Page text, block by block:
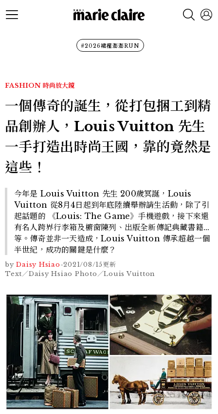
#2026裙襬澎澎RUN
FASHION 時尚放大鏡
一個傳奇的誕生，從打包捆工到精
品創辦人，Louis Vuitton 先生
一手打造出時尚王國，靠的竟然是
這些！
今年是 Louis Vuitton 先生 200歲冥誕，Louis
Vuitton 從8月4日起到年底陸續舉辦請生活動，除了引
起話題的 《Louis: The Game》手機遊戲，接下來還
有名人跨界行李箱及櫥窗陳列、出版全新傳記典藏書籍...
等。傳奇並非一天造成，Louis Vuitton 傳承超越一個
半世紀，成功的關鍵是什麼？
by Daisy Hsiao-2021/08/15更新
Text／Daisy Hsiao Photo／Louis Vuitton